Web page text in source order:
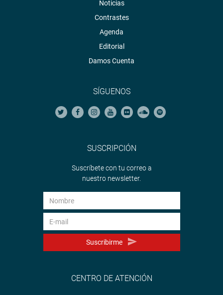
Noticias
Contrastes
Agenda
Editorial
Damos Cuenta
SÍGUENOS
SUSCRIPCIÓN
Suscríbete con tu correo a
nuestro newsletter.
Suscribirme
CENTRO DE ATENCIÓN